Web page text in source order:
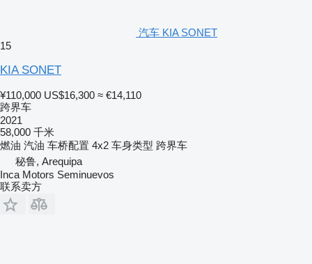
汽车 KIA SONET
15
KIA SONET
¥110,000 US$16,300 ≈ €14,110
跨界车
2021
58,000 千米
燃油 汽油 车桥配置 4x2 车身类型 跨界车
秘鲁, Arequipa
Inca Motors Seminuevos
联系卖方